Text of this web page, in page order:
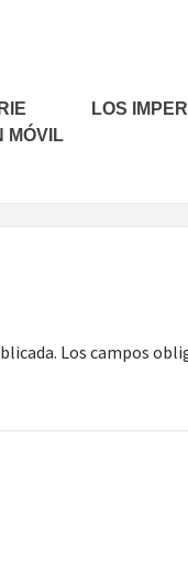
MÓVIL
LOS
Los campos